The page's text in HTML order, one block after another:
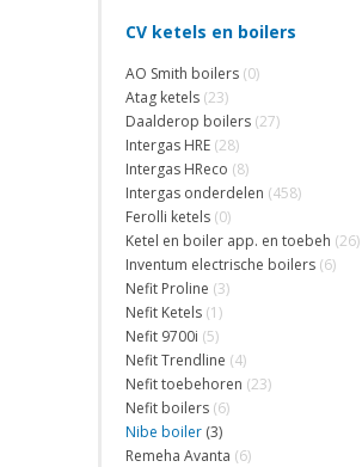
CV ketels en boilers
AO Smith boilers (0)
Atag ketels (23)
Daalderop boilers (27)
Intergas HRE (28)
Intergas HReco (8)
Intergas onderdelen (458)
Ferolli ketels (0)
Ketel en boiler app. en toebeh (26)
Inventum electrische boilers (6)
Nefit Proline (3)
Nefit Ketels (1)
Nefit 9700i (5)
Nefit Trendline (4)
Nefit toebehoren (23)
Nefit boilers (6)
Nibe boiler (3)
Remeha Avanta (6)